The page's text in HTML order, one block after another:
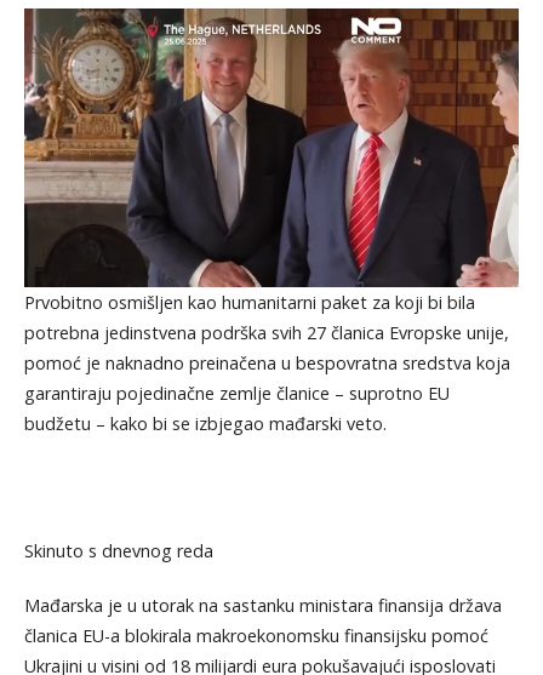
Prvobitno osmišljen kao humanitarni paket za koji bi bila
potrebna jedinstvena podrška svih 27 članica Evropske unije,
pomoć je naknadno preinačena u bespovratna sredstva koja
garantiraju pojedinačne zemlje članice – suprotno EU
budžetu – kako bi se izbjegao mađarski veto.
Skinuto s dnevnog reda
Mađarska je u utorak na sastanku ministara finansija država
članica EU-a blokirala makroekonomsku finansijsku pomoć
Ukrajini u visini od 18 milijardi eura pokušavajući isposlovati